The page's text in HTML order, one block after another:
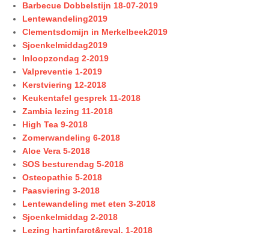
Barbecue Dobbelstijn 18-07-2019
Lentewandeling2019
Clementsdomijn in Merkelbeek2019
Sjoenkelmiddag2019
Inloopzondag 2-2019
Valpreventie 1-2019
Kerstviering 12-2018
Keukentafel gesprek 11-2018
Zambia lezing 11-2018
High Tea 9-2018
Zomerwandeling 6-2018
Aloe Vera 5-2018
SOS besturendag 5-2018
Osteopathie 5-2018
Paasviering 3-2018
Lentewandeling met eten 3-2018
Sjoenkelmiddag 2-2018
Lezing hartinfarct&reval. 1-2018